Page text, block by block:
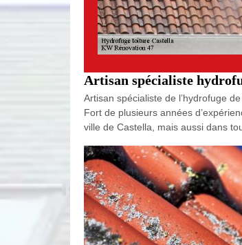
Artisan spécialiste
Artisan spécialiste de l’hydrofuge
Fort de plusieurs années
ville de Castella, mais aussi dans